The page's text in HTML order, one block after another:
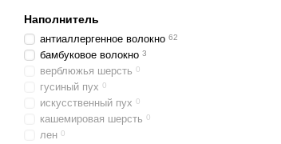
Наполнитель
антиаллергенное волокно 62
бамбуковое волокно 3
верблюжья шерсть 0
гусиный пух 0
искусственный пух 0
кашемировая шерсть 0
лен 0